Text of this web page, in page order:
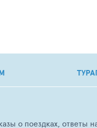
о поездках,